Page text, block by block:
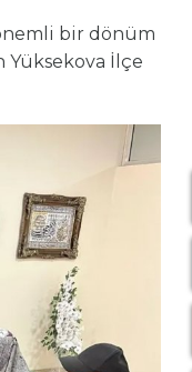
bir dönüm
Yüksekova İlçe